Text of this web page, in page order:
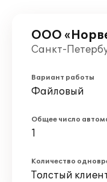
ООО
Санкт-
Вариант работы
Файловый
Общее число
1
Количество
Толстый